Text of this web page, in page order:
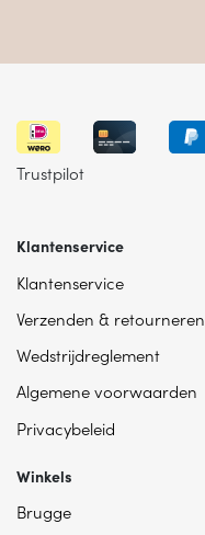
Trustpilot
Klantenservice
Klantenservice
Verzenden & retourneren
Wedstrijdreglement
Algemene voorwaarden
Privacybeleid
Winkels
Brugge